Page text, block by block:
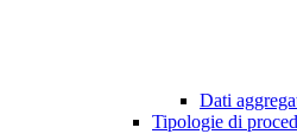
Dati
Tipologie di